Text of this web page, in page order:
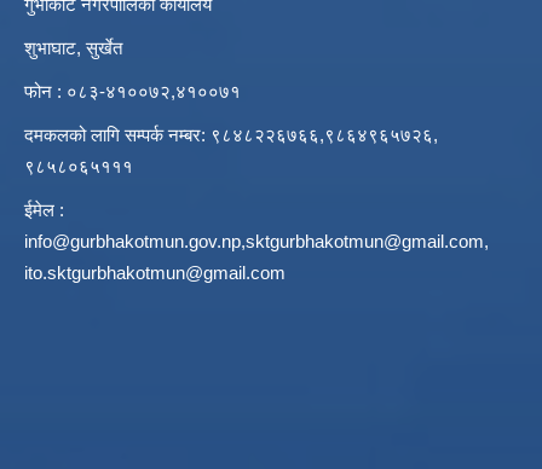
गुर्भाकोट नगरपालिका कार्यालय
शुभाघाट, सुर्खेत
फोन : ०८३-४१००७२,४१००७१
दमकलको लागि सम्पर्क नम्बर: ९८४८२२६७६६,९८६४९६५७२६,
९८५८०६५१११
ईमेल :
info@gurbhakotmun.gov.np,sktgurbhakotmun@gmail.com,
ito.sktgurbhakotmun@gmail.com